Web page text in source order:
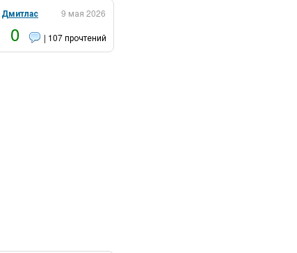
Дмитлас 9 мая 2026
0 | 107 прочтений